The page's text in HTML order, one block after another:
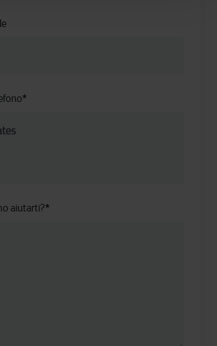
*
aiutarti?*